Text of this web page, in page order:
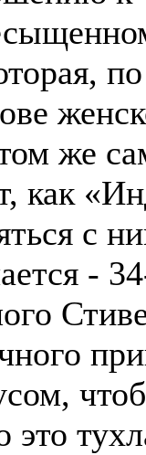
же
как
с
-